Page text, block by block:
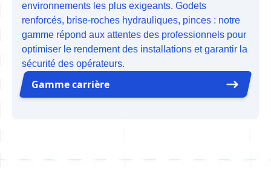
environnements les plus exigeants. Godets
renforcés, brise-roches hydrauliques, pinces : notre
gamme répond aux attentes des professionnels pour
optimiser le rendement des installations et garantir la
sécurité des opérateurs.
Gamme carrière